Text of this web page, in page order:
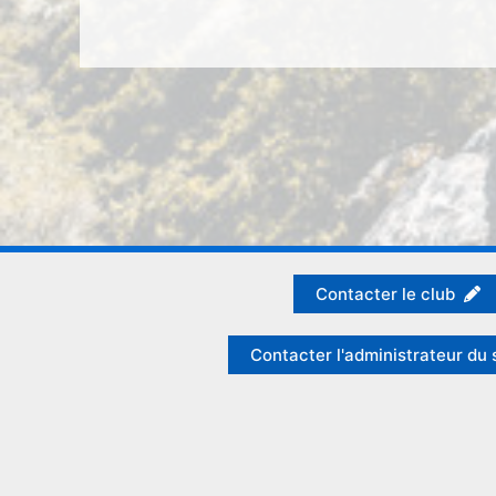
Contacter le club
Contacter l'administrateur du